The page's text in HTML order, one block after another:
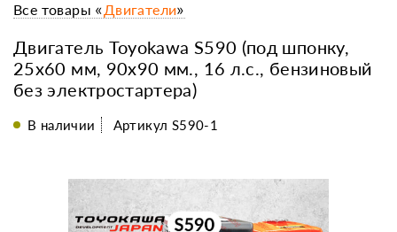
Двигатель Toyokawa S590 (под шпонку,
25х60 мм, 90х90 мм., 16 л.с., бензиновый
без электростартера)
Все товары «Двигатели»
В наличии Артикул S590-1